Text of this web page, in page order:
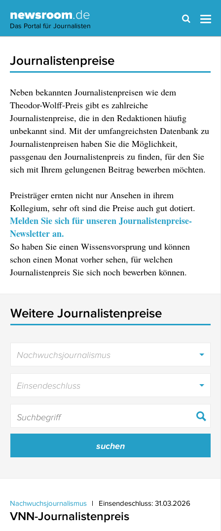
newsroom.de
Das Portal für Journalisten
Journalistenpreise
Neben bekannten Journalistenpreisen wie dem
Theodor-Wolff-Preis gibt es zahlreiche
Journalistenpreise, die in den Redaktionen häufig
unbekannt sind. Mit der umfangreichsten Datenbank zu
Journalistenpreisen haben Sie die Möglichkeit,
passgenau den Journalistenpreis zu finden, für den Sie
sich mit Ihrem gelungenen Beitrag bewerben möchten.
Preisträger ernten nicht nur Ansehen in ihrem
Kollegium, sehr oft sind die Preise auch gut dotiert.
Melden Sie sich für unseren Journalistenpreise-
Newsletter an.
So haben Sie einen Wissensvorsprung und können
schon einen Monat vorher sehen, für welchen
Journalistenpreis Sie sich noch bewerben können.
Weitere Journalistenpreise
Nachwuchsjournalismus
Einsendeschluss
Nachwuchsjournalismus Einsendeschluss: 31.03.2026
VNN-Journalistenpreis